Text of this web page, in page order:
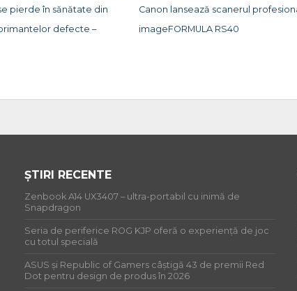
pierde în sănătate din
defecte –
Canon lansează scanerul
imageFORMULA RS40
ȘTIRI RECENTE
Zenbook A14 UX3407 – ultra-portabil cu inimă de
Snapdragon
Seria de periferice ROG KJP oferă o experiență de joc
cu totul specială
ASUS și Republic of Gamers câștigă 43 de premii Red
Dot pentru design de produs în 2026